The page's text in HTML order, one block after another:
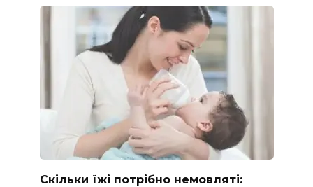
Скільки їжі потрібно немовляті: